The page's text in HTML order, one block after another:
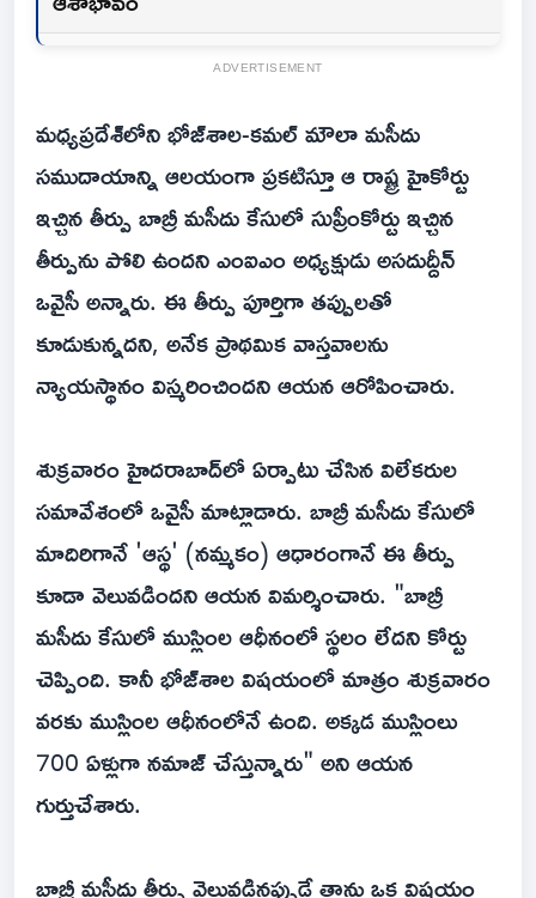
ADVERTISEMENT
మధ్యప్రదేశ్‌లోని భోజ్‌శాల-కమల్ మౌలా మసీదు
సముదాయాన్ని ఆలయంగా ప్రకటిస్తూ ఆ రాష్ట్ర హైకోర్టు
ఇచ్చిన తీర్పు బాబ్రీ మసీదు కేసులో సుప్రీంకోర్టు ఇచ్చిన
తీర్పును పోలి ఉందని ఎంఐఎం అధ్యక్షుడు అసదుద్దీన్
ఒవైసీ అన్నారు. ఈ తీర్పు పూర్తిగా తప్పులతో
కూడుకున్నదని, అనేక ప్రాథమిక వాస్తవాలను
న్యాయస్థానం విస్మరించిందని ఆయన ఆరోపించారు.
శుక్రవారం హైదరాబాద్‌లో ఏర్పాటు చేసిన విలేకరుల
సమావేశంలో ఒవైసీ మాట్లాడారు. బాబ్రీ మసీదు కేసులో
మాదిరిగానే 'ఆస్థ' (నమ్మకం) ఆధారంగానే ఈ తీర్పు
కూడా వెలువడిందని ఆయన విమర్శించారు. "బాబ్రీ
మసీదు కేసులో ముస్లింల ఆధీనంలో స్థలం లేదని కోర్టు
చెప్పింది. కానీ భోజ్‌శాల విషయంలో మాత్రం శుక్రవారం
వరకు ముస్లింల ఆధీనంలోనే ఉంది. అక్కడ ముస్లింలు
700 ఏళ్లుగా నమాజ్ చేస్తున్నారు" అని ఆయన
గుర్తుచేశారు.
బాబ్రీ మసీదు తీర్పు వెలువడినప్పుడే తాను ఒక విషయం